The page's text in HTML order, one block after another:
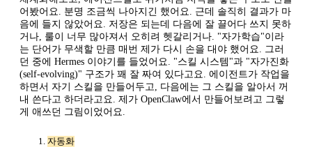
어봤어요. 분명 조금씩 나아지긴 했어요. 근데 솔직히 결과가 마
음에 들지 않았어요. 저장은 되는데 다음에 잘 끌어다 쓰지 못하
거나, 룰이 너무 많아져서 오히려 헷갈리거나. "자가학습"이라
는 단어가 무색할 만큼 매번 제가 다시 손을 대야 했어요. 그러
던 중에 Hermes 이야기를 들었어요. "스킬 시스템"과 "자가진화
(self-evolving)" 구조가 꽤 잘 짜여 있다고요. 에이전트가 작업을
하면서 자기 스킬을 만들어두고, 다음에는 그 스킬을 알아서 꺼
내 쓴다고 하더라고요. 제가 OpenClaw에서 만들어보려고 그렇
게 애쓰던 그림이었어요.
자동화